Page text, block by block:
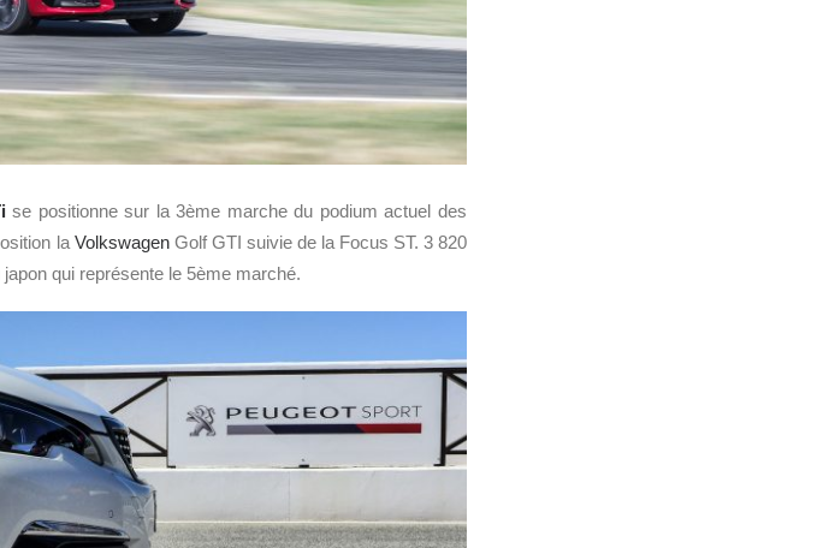
se positionne sur la 3ème marche du podium actuel des
la VolkswagenGolf GTI suivie de la Focus ST. 3 820
qui représente le 5ème marché.